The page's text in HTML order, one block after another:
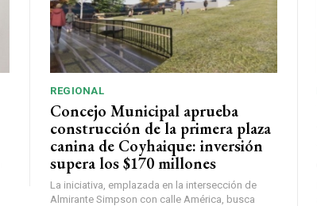
REGIONAL
Concejo Municipal aprueba
construcción de la primera plaza
canina de Coyhaique: inversión
supera los $170 millones
La iniciativa, emplazada en la intersección de
Almirante Simpson con calle América, busca